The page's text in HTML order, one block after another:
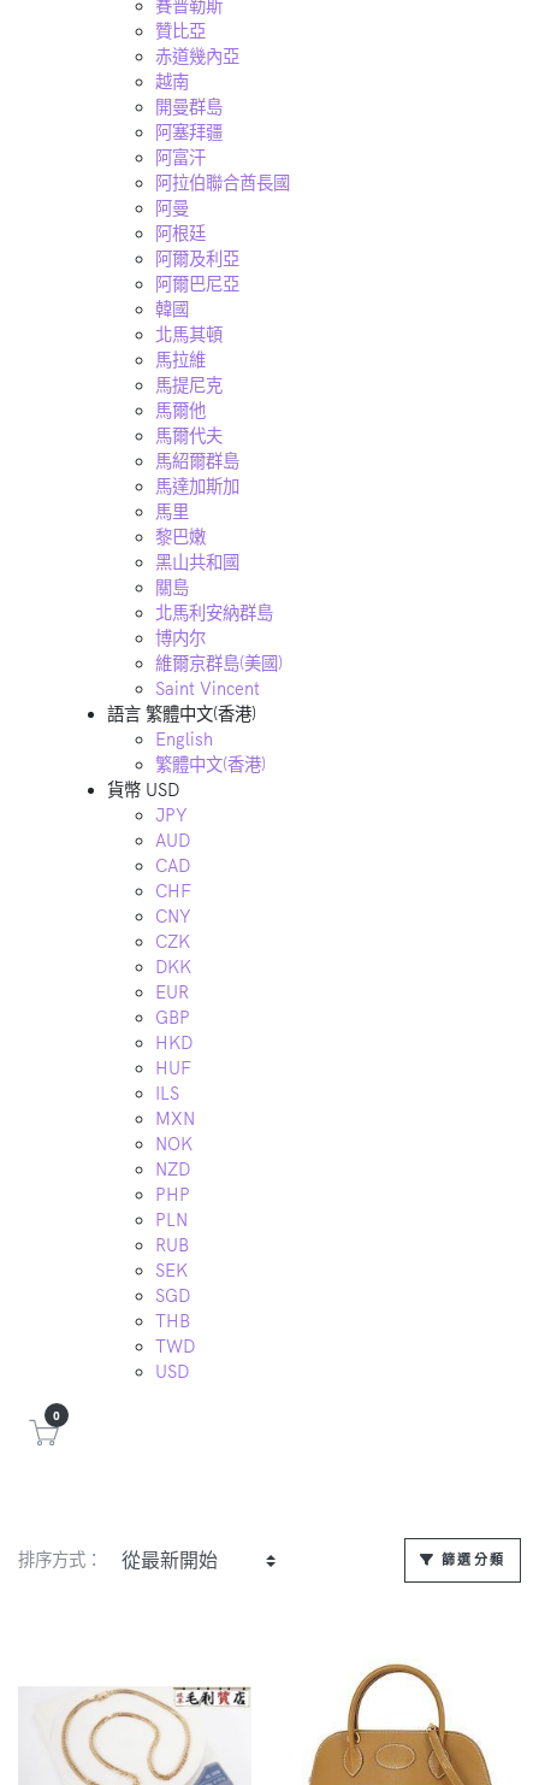
賽普勒斯
贊比亞
赤道幾內亞
越南
開曼群島
阿塞拜疆
阿富汗
阿拉伯聯合酋長國
阿曼
阿根廷
阿爾及利亞
阿爾巴尼亞
韓國
北馬其頓
馬拉維
馬提尼克
馬爾他
馬爾代夫
馬紹爾群島
馬達加斯加
馬里
黎巴嫩
黑山共和國
關島
北馬利安納群島
博内尔
維爾京群島(美國)
Saint Vincent
語言 繁體中文(香港)
English
繁體中文(香港)
貨幣 USD
JPY
AUD
CAD
CHF
CNY
CZK
DKK
EUR
GBP
HKD
HUF
ILS
MXN
NOK
NZD
PHP
PLN
RUB
SEK
SGD
THB
TWD
USD
0
排序方式： 篩選分類